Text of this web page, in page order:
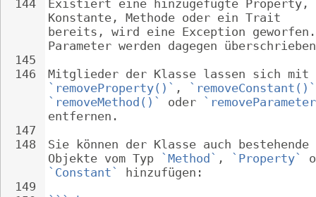
144
145
146
147
148
149
Existiert eine hinzugefügte Property,
Konstante, Methode oder ein Trait
bereits, wird eine Exception
Parameter werden dagegen
Mitglieder der Klasse lassen sich mit
`removeProperty()` ,
`removeConstant()`
`removeMethod()`
oder
entfernen.
Sie können der Klasse auch bestehende
Objekte vom Typ
`Method` , `Property`
`Constant`
hinzufügen: